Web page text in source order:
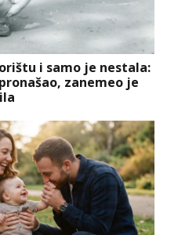
i samo je nestala:
zanemeo je